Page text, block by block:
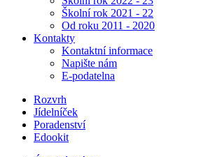
Školní rok 2021 - 22
Od roku 2011 - 2020
Kontakty
Kontaktní informace
Napište nám
E-podatelna
Rozvrh
Jídelníček
Poradenství
Edookit